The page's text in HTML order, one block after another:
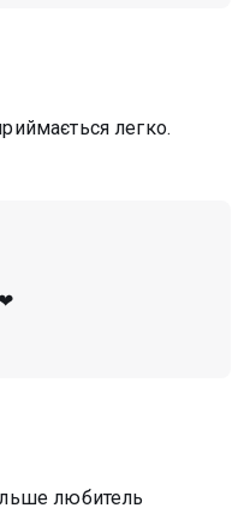
легко.
любитель